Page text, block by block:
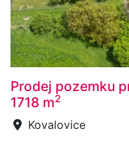
Prodej pozemku
1718 m2
Kovalovice